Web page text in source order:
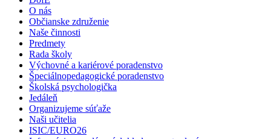
O nás
Občianske združenie
Naše činnosti
Predmety
Rada školy
Výchovné a kariérové poradenstvo
Špeciálnopedagogické poradenstvo
Školská psychologička
Jedáleň
Organizujeme súťaže
Naši učitelia
ISIC/EURO26